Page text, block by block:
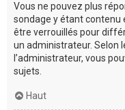
Vous ne pouvez plus
sondage y étant contenu
être verrouillés pour
un administrateur. Selon
l’administrateur, vous
sujets.
Haut